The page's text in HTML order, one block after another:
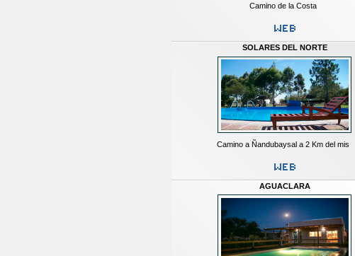
Camino de la Costa
SOLARES DEL NORTE
Camino a Ñandubaysal a 2 Km del mis
AGUACLARA